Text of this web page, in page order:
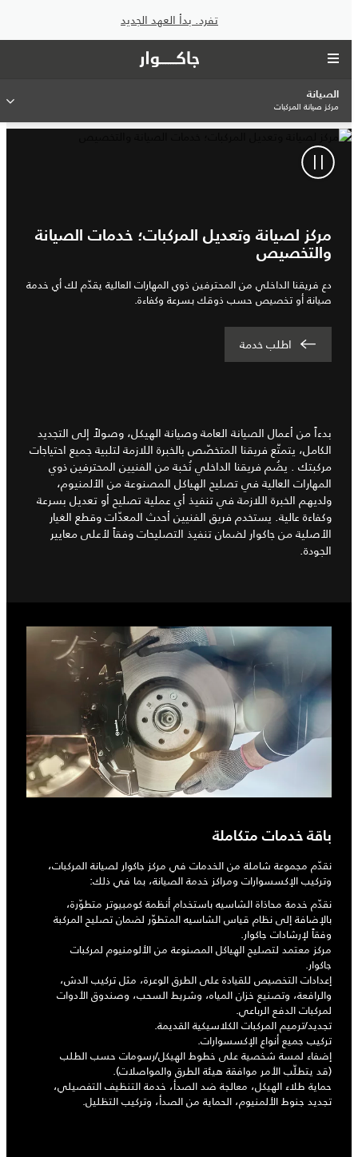
تفرد. بدأ العهد الجديد
الصيانة
مركز صيانة المركبات
مركز لصيانة وتعديل المركبات؛ خدمات الصيانة
والتخصيص
دع فريقنا الداخلي من المحترفين ذوي المهارات العالية يقدّم لك أي خدمة
صيانة أو تخصيص حسب ذوقك بسرعة وكفاءة.
اطلب خدمة
بدءاً من أعمال الصيانة العامة وصيانة الهيكل، وصولاً إلى التجديد
الكامل، يتمتّع فريقنا المتخصّص بالخبرة اللازمة لتلبية جميع احتياجات
مركبتك . يضُم فريقنا الداخلي نُخبة من الفنيين المحترفين ذوي
المهارات العالية في تصليح الهياكل المصنوعة من الألمنيوم،
ولديهم الخبرة اللازمة في تنفيذ أي عملية تصليح أو تعديل بسرعة
وكفاءة عالية. يستخدم فريق الفنيين أحدث المعدّات وقطع الغيار
الأصلية من جاكوار لضمان تنفيذ التصليحات وفقاً لأعلى معايير
الجودة.
باقة خدمات متكاملة
نقدّم مجموعة شاملة من الخدمات في مركز جاكوار لصيانة المركبات،
وتركيب الإكسسوارات ومراكز خدمة الصيانة، بما في ذلك:
نقدّم خدمة محاذاة الشاسيه باستخدام أنظمة كومبيوتر متطوّرة،
بالإضافة إلى نظام قياس الشاسيه المتطوّر لضمان تصليح المركبة
وفقاً لإرشادات جاكوار.
مركز معتمد لتصليح الهياكل المصنوعة من الألومنيوم لمركبات
جاكوار.
إعدادات التخصيص للقيادة على الطرق الوعرة، مثل تركيب الدش،
والرافعة، وتصنيع خزان المياه، وشريط السحب، وصندوق الأدوات
لمركبات الدفع الرباعي.
تجديد/ترميم المركبات الكلاسيكية القديمة.
تركيب جميع أنواع الإكسسوارات.
إضفاء لمسة شخصية على خطوط الهيكل/رسومات حسب الطلب
(قد يتطلّب الأمر موافقة هيئة الطرق والمواصلات).
حماية طلاء الهيكل، معالجة ضد الصدأ، خدمة التنظيف التفصيلي،
تجديد جنوط الألمنيوم، الحماية من الصدأ، وتركيب التظليل.